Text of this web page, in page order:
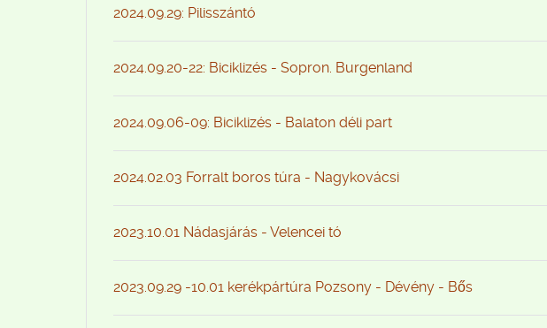
2024.09.29: Pilisszántó
2024.09.20-22: Biciklizés - Sopron. Burgenland
2024.09.06-09: Biciklizés - Balaton déli part
2024.02.03 Forralt boros túra - Nagykovácsi
2023.10.01 Nádasjárás - Velencei tó
2023.09.29 -10.01 kerékpártúra Pozsony - Dévény - Bős